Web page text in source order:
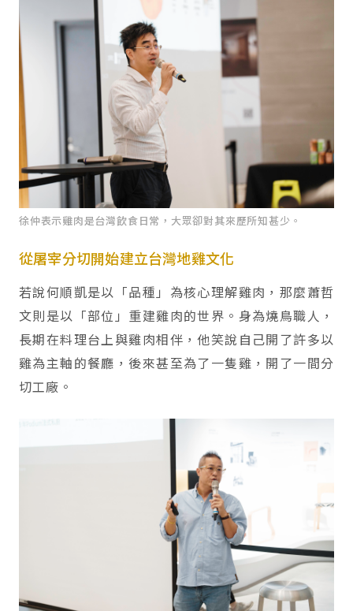
徐仲表示雞肉是台灣飲食日常，大眾卻對其來歷所知甚少。
從屠宰分切開始建立台灣地雞文化
若說何順凱是以「品種」為核心理解雞肉，那麼蕭哲
文則是以「部位」重建雞肉的世界。身為燒鳥職人，
長期在料理台上與雞肉相伴，他笑說自己開了許多以
雞為主軸的餐廳，後來甚至為了一隻雞，開了一間分
切工廠。